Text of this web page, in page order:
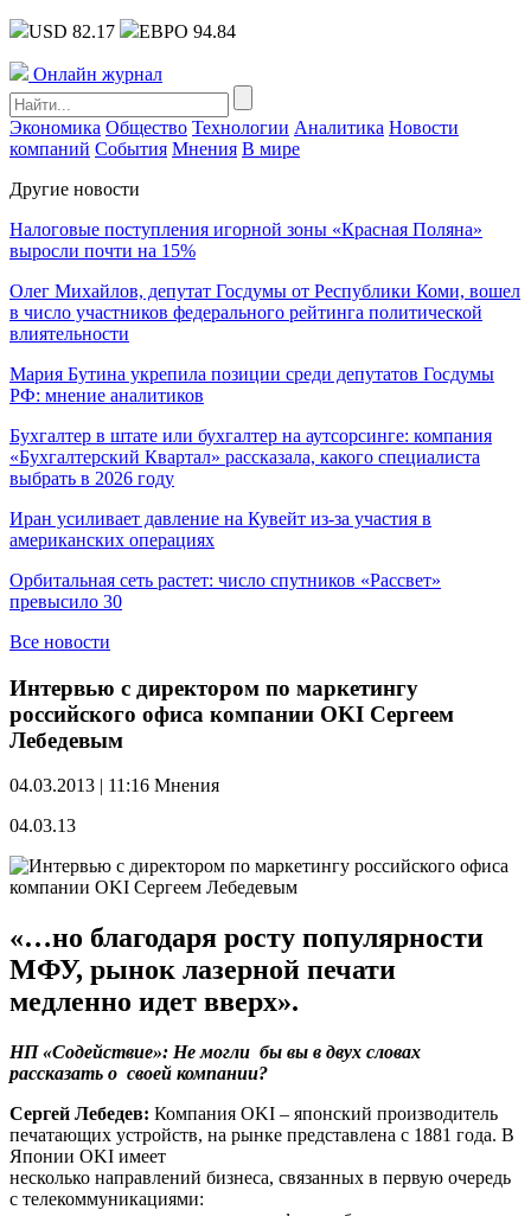
USD 82.17 ЕВРО 94.84
Онлайн журнал
Экономика Общество Технологии Аналитика Новости
компаний События Мнения В мире
Другие новости
Налоговые поступления игорной зоны «Красная Поляна»
выросли почти на 15%
Олег Михайлов, депутат Госдумы от Республики Коми, вошел
в число участников федерального рейтинга политической
влиятельности
Мария Бутина укрепила позиции среди депутатов Госдумы
РФ: мнение аналитиков
Бухгалтер в штате или бухгалтер на аутсорсинге: компания
«Бухгалтерский Квартал» рассказала, какого специалиста
выбрать в 2026 году
Иран усиливает давление на Кувейт из-за участия в
американских операциях
Орбитальная сеть растет: число спутников «Рассвет»
превысило 30
Все новости
Интервью с директором по маркетингу
российского офиса компании OKI Сергеем
Лебедевым
04.03.2013 | 11:16 Мнения
04.03.13
«…но благодаря росту популярности
МФУ, рынок лазерной печати
медленно идет вверх».
НП «Содействие»: Не могли бы вы в двух словах
рассказать о своей компании?
Сергей Лебедев: Компания OKI – японский производитель
печатающих устройств, на рынке представлена с 1881 года. В
Японии OKI имеет
несколько направлений бизнеса, связанных в первую очередь
с телекоммуникациями: